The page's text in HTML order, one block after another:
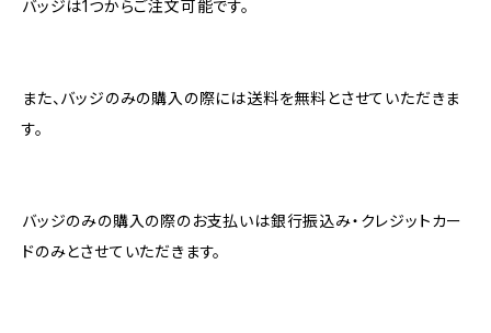
バッジは1つからご注文可能です。
また、バッジのみの購入の際には送料を無料とさせていただきま
す。
バッジのみの購入の際のお支払いは銀行振込み・クレジットカー
ドのみとさせていただきます。